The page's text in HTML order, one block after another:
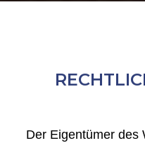
Der Eigentümer des